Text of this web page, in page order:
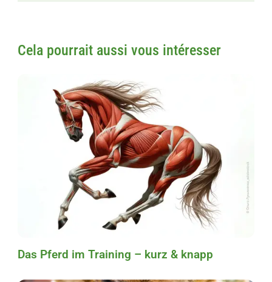
Cela pourrait aussi vous intéresser
Das Pferd im Training – kurz & knapp